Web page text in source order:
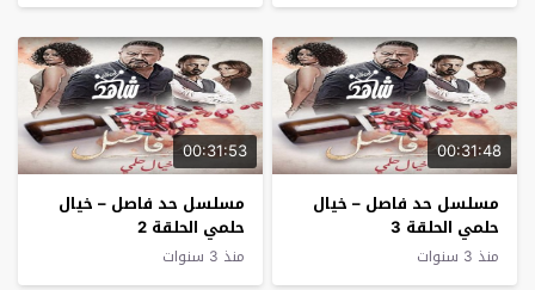
00:31:48
مسلسل حد فاصل – خيال
حلمي الحلقة 3
منذ 3 سنوات
00:31:53
مسلسل حد فاصل – خيال
حلمي الحلقة 2
منذ 3 سنوات